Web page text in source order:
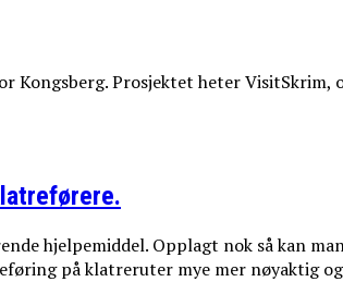
Kongsberg. Prosjektet heter
hjelpemiddel. Opplagt nok så kan
på klatreruter mye mer nøyaktig